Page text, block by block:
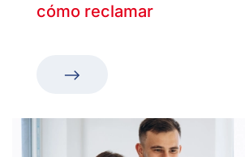
cómo reclamar